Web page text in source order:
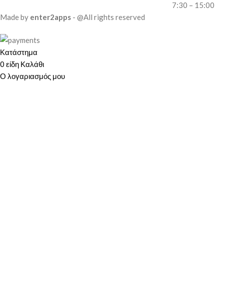
7:30 – 15:00
Made by enter2apps - @All rights reserved
Κατάστημα
0 είδη Καλάθι
Ο λογαριασμός μου